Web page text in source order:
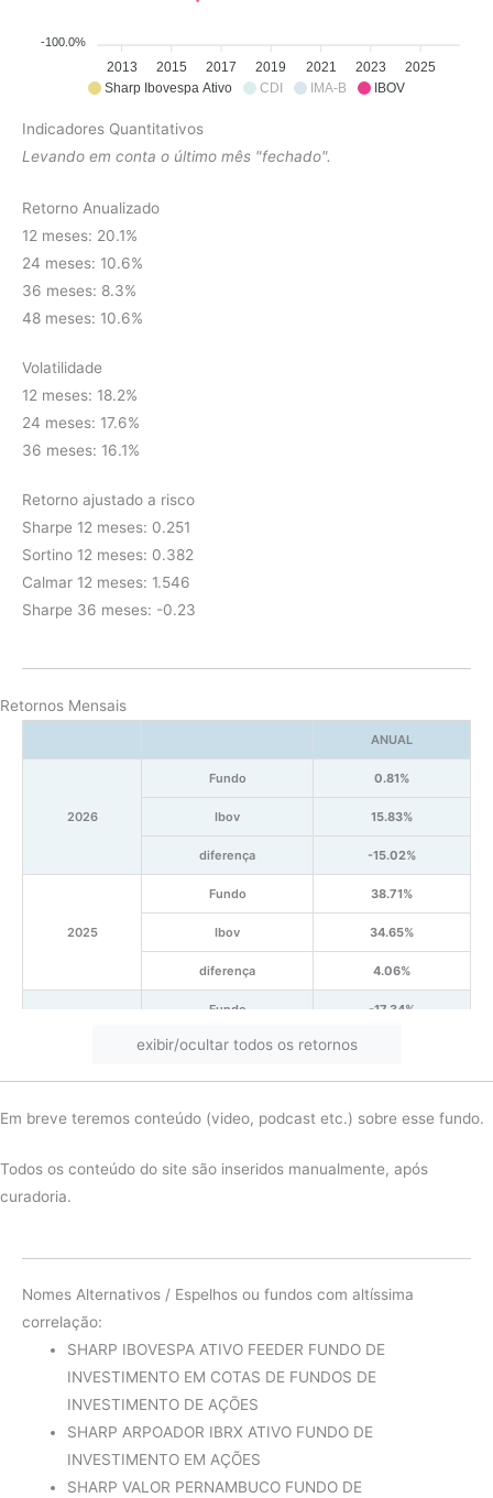
Sharp Ibovespa Ativo CDI IMA-B IBOV
-100.0%
2013 2015 2017 2019 2021 2023 2025
Indicadores Quantitativos
Levando em conta o último mês "fechado".
Retorno Anualizado
12 meses: 20.1%
24 meses: 10.6%
36 meses: 8.3%
48 meses: 10.6%
Volatilidade
12 meses: 18.2%
24 meses: 17.6%
36 meses: 16.1%
Retorno ajustado a risco
Sharpe 12 meses: 0.251
Sortino 12 meses: 0.382
Calmar 12 meses: 1.546
Sharpe 36 meses: -0.23
Retornos Mensais
ANUAL
2026
Fundo 0.81%
Ibov 15.83%
diferença -15.02%
2025
Fundo 38.71%
Ibov 34.65%
diferença 4.06%
Fundo -17.34%
Ibov
diferença -10.13%
2023
Fundo 21.61%
Ibov 26.57%
Fundo -15.58%
Ibov
diferença
Fundo
exibir/ocultar todos os retornos
Em breve teremos conteúdo (video, podcast etc.) sobre esse fundo.
Todos os conteúdo do site são inseridos manualmente, após
curadoria.
Nomes Alternativos / Espelhos ou fundos com altíssima
correlação:
SHARP IBOVESPA ATIVO FEEDER FUNDO DE
INVESTIMENTO EM COTAS DE FUNDOS DE
INVESTIMENTO DE AÇÕES
SHARP ARPOADOR IBRX ATIVO FUNDO DE
INVESTIMENTO EM AÇÕES
SHARP VALOR PERNAMBUCO FUNDO DE